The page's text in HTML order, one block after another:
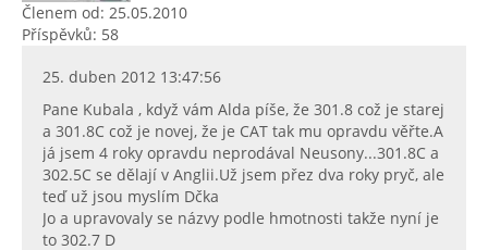
Členem od: 25.05.2010
Příspěvků: 58
25. duben 2012 13:47:56
Pane Kubala , když vám Alda píše, že 301.8 což je starej
a 301.8C což je novej, že je CAT tak mu opravdu věřte.A
já jsem 4 roky opravdu neprodával Neusony...301.8C a
302.5C se dělají v Anglii.Už jsem přez dva roky pryč, ale
teď už jsou myslím Dčka
Jo a upravovaly se názvy podle hmotnosti takže nyní je
to 302.7 D